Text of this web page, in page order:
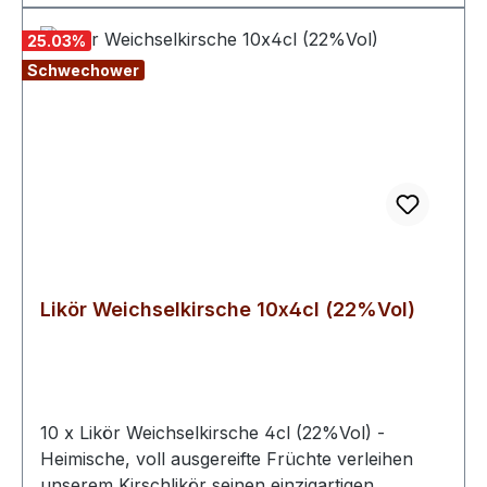
Schotterfluren. Ein Muss für jeden
Spirituosenkenner.
25.03%
Schwechower
Likör Weichselkirsche 10x4cl (22%Vol)
10 x Likör Weichselkirsche 4cl (22%Vol) -
Heimische, voll ausgereifte Früchte verleihen